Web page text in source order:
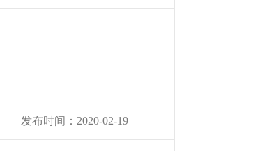
发布时间：2020-02-19